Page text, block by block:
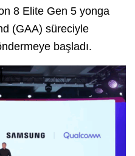
8 Elite Gen 5 yonga
(GAA) süreciyle
başladı.